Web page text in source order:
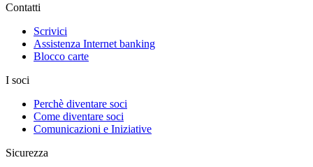
Contatti
Scrivici
Assistenza Internet banking
Blocco carte
I soci
Perchè diventare soci
Come diventare soci
Comunicazioni e Iniziative
Sicurezza